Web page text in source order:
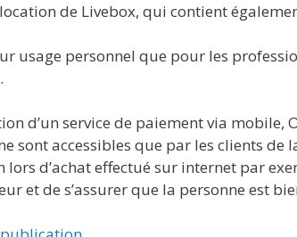
de Livebox, qui contient
usage personnel que pour les
d’un service de paiement via mobile,
sont accessibles que par les clients de
d’achat effectué sur internet par
et de s’assurer que la personne est